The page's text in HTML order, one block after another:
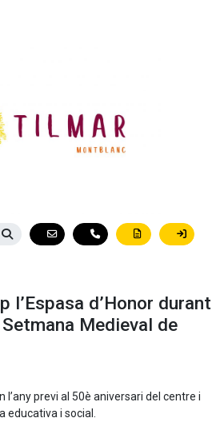
l’Espasa d’Honor durant
Medieval de
l’any previ al 50è aniversari del centre i
educativa i social.